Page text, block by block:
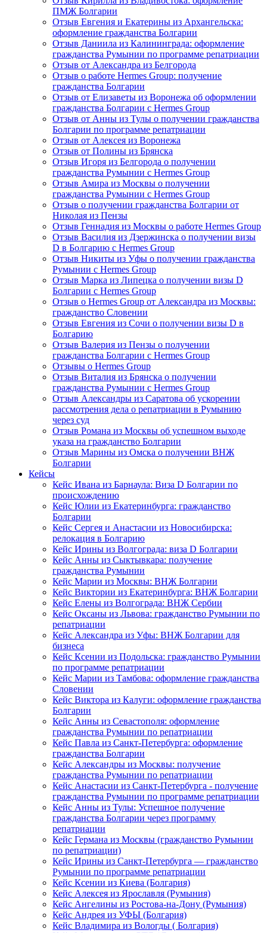
ПМЖ Болгарии
Отзыв Евгения и Екатерины из Архангельска:
оформление гражданства Болгарии
Отзыв Даниила из Калининграда: оформление
гражданства Румынии по программе репатриации
Отзыв от Александра из Белгорода
Отзыв о работе Hermes Group: получение
гражданства Болгарии
Отзыв от Елизаветы из Воронежа об оформлении
гражданства Болгарии с Hermes Group
Отзыв от Анны из Тулы о получении гражданства
Болгарии по программе репатриации
Отзыв от Алексея из Воронежа
Отзыв от Полины из Брянска
Отзыв Игоря из Белгорода о получении
гражданства Румынии с Hermes Group
Отзыв Амира из Москвы о получении
гражданства Румынии с Hermes Group
Отзыв о получении гражданства Болгарии от
Николая из Пензы
Отзыв Геннадия из Москвы о работе Hermes Group
Отзыв Василия из Дзержинска о получении визы
D в Болгарию с Hermes Group
Отзыв Никиты из Уфы о получении гражданства
Румынии с Hermes Group
Отзыв Марка из Липецка о получении визы D
Болгарии с Hermes Group
Отзыв о Hermes Group от Александра из Москвы:
гражданство Словении
Отзыв Евгения из Сочи о получении визы D в
Болгарию
Отзыв Валерия из Пензы о получении
гражданства Болгарии с Hermes Group
Отзывы о Hermes Group
Отзыв Виталия из Брянска о получении
гражданства Румынии с Hermes Group
Отзыв Александры из Саратова об ускорении
рассмотрения дела о репатриации в Румынию
через суд
Отзыв Романа из Москвы об успешном выходе
указа на гражданство Болгарии
Отзыв Марины из Омска о получении ВНЖ
Болгарии
Кейсы
Кейс Ивана из Барнаула: Виза D Болгарии по
происхождению
Кейс Юлии из Екатеринбурга: гражданство
Болгарии
Кейс Сергея и Анастасии из Новосибирска:
релокация в Болгарию
Кейс Ирины из Волгограда: виза D Болгарии
Кейс Анны из Сыктывкара: получение
гражданства Румынии
Кейс Марии из Москвы: ВНЖ Болгарии
Кейс Виктории из Екатеринбурга: ВНЖ Болгарии
Кейс Елены из Волгограда: ВНЖ Сербии
Кейс Оксаны из Львова: гражданство Румынии по
репатриации
Кейс Александра из Уфы: ВНЖ Болгарии для
бизнеса
Кейс Ксении из Подольска: гражданство Румынии
по программе репатриации
Кейс Марии из Тамбова: оформление гражданства
Словении
Кейс Виктора из Калуги: оформление гражданства
Болгарии
Кейс Анны из Севастополя: оформление
гражданства Румынии по репатриации
Кейс Павла из Санкт-Петербурга: оформление
гражданства Болгарии
Кейс Александры из Москвы: получение
гражданства Румынии по репатриации
Кейс Анастасии из Санкт-Петербурга - получение
гражданства Румынии по программе репатриации
Кейс Анны из Тулы: Успешное получение
гражданства Болгарии через программу
репатриации
Кейс Германа из Москвы (гражданство Румынии
по репатриации)
Кейс Ирины из Санкт-Петербурга — гражданство
Румынии по программе репатриации
Кейс Ксении из Киева (Болгария)
Кейс Алексея из Ярославля (Румыния)
Кейс Ангелины из Ростова-на-Дону (Румыния)
Кейс Андрея из УФЫ (Болгария)
Кейс Владимира из Вологды ( Болгария)